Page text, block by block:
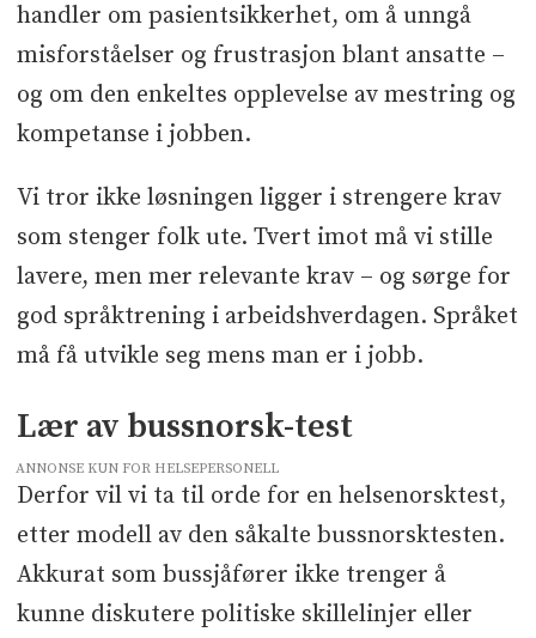
handler om pasientsikkerhet, om å unngå
misforståelser og frustrasjon blant ansatte –
og om den enkeltes opplevelse av mestring og
kompetanse i jobben.
Vi tror ikke løsningen ligger i strengere krav
som stenger folk ute. Tvert imot må vi stille
lavere, men mer relevante krav – og sørge for
god språktrening i arbeidshverdagen. Språket
må få utvikle seg mens man er i jobb.
Lær av bussnorsk-test
ANNONSE KUN FOR HELSEPERSONELL
Derfor vil vi ta til orde for en helsenorsktest,
etter modell av den såkalte bussnorsktesten.
Akkurat som bussjåfører ikke trenger å
kunne diskutere politiske skillelinjer eller